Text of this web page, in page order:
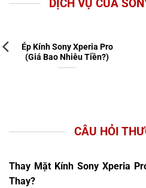
DỊCH VỤ CỦA
Ép Kính Sony Xperia Pro
(Giá Bao Nhiêu Tiền?)
CÂU HỎI
Thay Mặt Kính Sony Xperia
Thay?